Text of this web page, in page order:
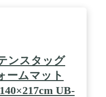
更に向上いたしまし
くと自動で空気が入
を搭載した事で空気の
気を取り込むことが可
荷状態のため空気の入
ります。【睡眠の妨
10cmで車内の段差や
なる底つき感もなく
トアウトしてくれるの
ンスタッグ
ームマット
UB-